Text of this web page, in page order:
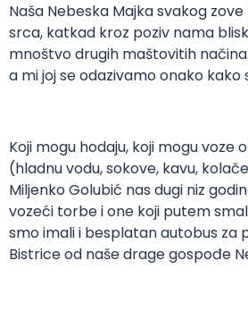
Naša Nebeska Majka svakog
srca, katkad kroz poziv nama
mnoštvo drugih maštovitih
a mi joj se odazivamo onako kako
Koji mogu hodaju, koji mogu voze
(hladnu vodu, sokove, kavu,
Miljenko Golubić nas dugi niz
vozeći torbe i one koji putem
smo imali i besplatan autobus za
Bistrice od naše drage gospođe